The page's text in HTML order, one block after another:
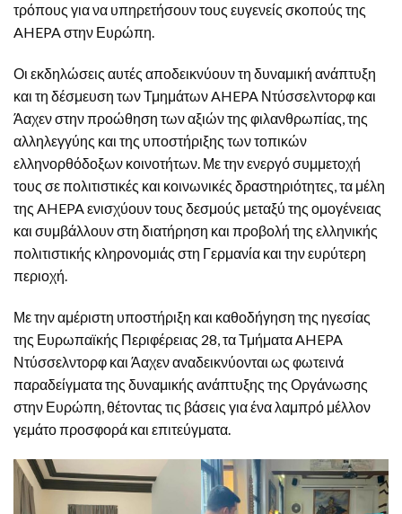
τρόπους για να υπηρετήσουν τους ευγενείς σκοπούς της
AHEPA στην Ευρώπη.
Οι εκδηλώσεις αυτές αποδεικνύουν τη δυναμική ανάπτυξη
και τη δέσμευση των Τμημάτων AHEPA Ντύσσελντορφ και
Άαχεν στην προώθηση των αξιών της φιλανθρωπίας, της
αλληλεγγύης και της υποστήριξης των τοπικών
ελληνορθόδοξων κοινοτήτων. Με την ενεργό συμμετοχή
τους σε πολιτιστικές και κοινωνικές δραστηριότητες, τα μέλη
της AHEPA ενισχύουν τους δεσμούς μεταξύ της ομογένειας
και συμβάλλουν στη διατήρηση και προβολή της ελληνικής
πολιτιστικής κληρονομιάς στη Γερμανία και την ευρύτερη
περιοχή.
Με την αμέριστη υποστήριξη και καθοδήγηση της ηγεσίας
της Ευρωπαϊκής Περιφέρειας 28, τα Τμήματα AHEPA
Ντύσσελντορφ και Άαχεν αναδεικνύονται ως φωτεινά
παραδείγματα της δυναμικής ανάπτυξης της Οργάνωσης
στην Ευρώπη, θέτοντας τις βάσεις για ένα λαμπρό μέλλον
γεμάτο προσφορά και επιτεύγματα.